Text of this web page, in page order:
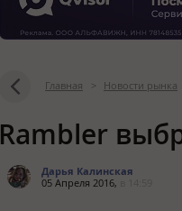
Главная > Новости рынка
Rambler
Дарья Калинская
05 Апреля 2016,